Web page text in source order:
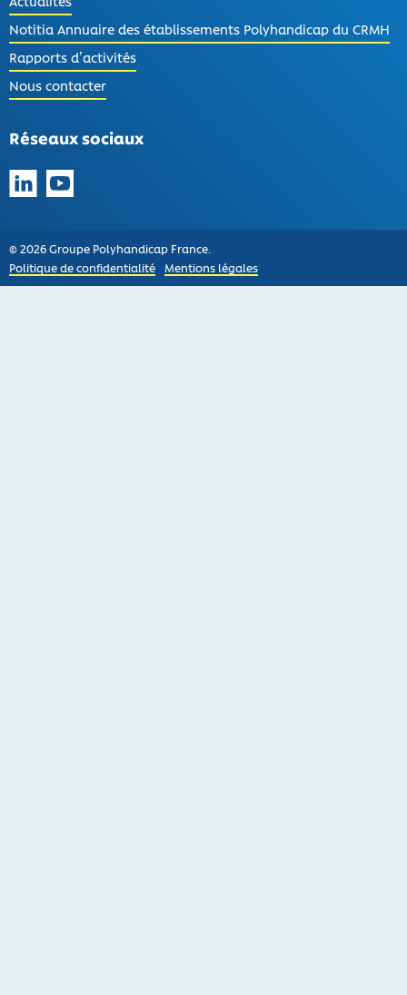
Notitia Annuaire des établissements Polyhandicap du CRMH
Rapports d’activités
Nous contacter
Réseaux sociaux
© 2026 Groupe Polyhandicap France.
Politique de confidentialité
Mentions légales